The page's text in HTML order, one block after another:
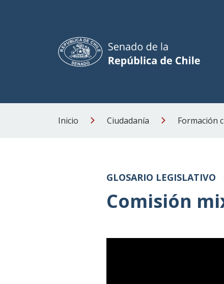
Inicio Ciudadanía Formación
GLOSARIO LEGISLATIVO
Comisión